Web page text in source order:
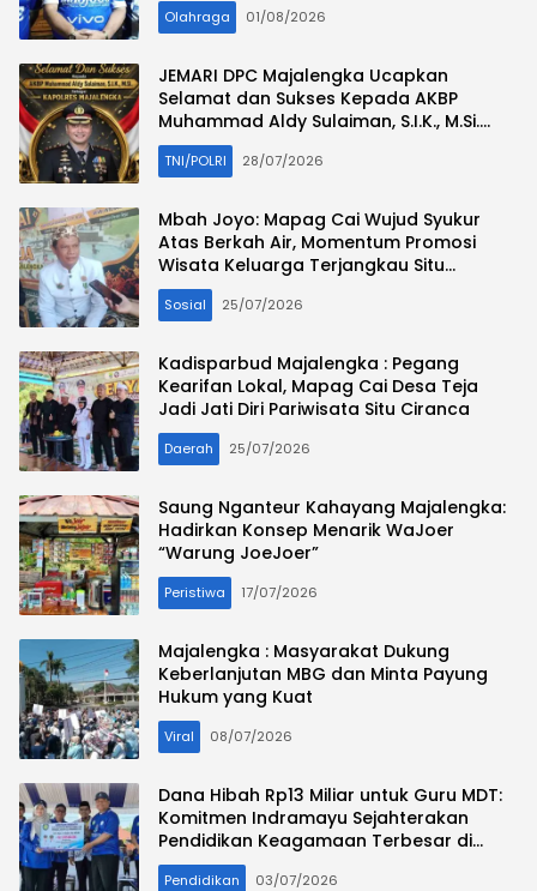
Olahraga 01/08/2026
JEMARI DPC Majalengka Ucapkan
Selamat dan Sukses Kepada AKBP
Muhammad Aldy Sulaiman, S.I.K., M.Si.
Sebagai Kapolres Majalengka
TNI/POLRI 28/07/2026
Mbah Joyo: Mapag Cai Wujud Syukur
Atas Berkah Air, Momentum Promosi
Wisata Keluarga Terjangkau Situ
Ciranca
Sosial 25/07/2026
Kadisparbud Majalengka : Pegang
Kearifan Lokal, Mapag Cai Desa Teja
Jadi Jati Diri Pariwisata Situ Ciranca
Daerah 25/07/2026
Saung Nganteur Kahayang Majalengka:
Hadirkan Konsep Menarik WaJoer
“Warung JoeJoer”
Peristiwa 17/07/2026
Majalengka : Masyarakat Dukung
Keberlanjutan MBG dan Minta Payung
Hukum yang Kuat
Viral 08/07/2026
Dana Hibah Rp13 Miliar untuk Guru MDT:
Komitmen Indramayu Sejahterakan
Pendidikan Keagamaan Terbesar di
Jawa Barat
Pendidikan 03/07/2026